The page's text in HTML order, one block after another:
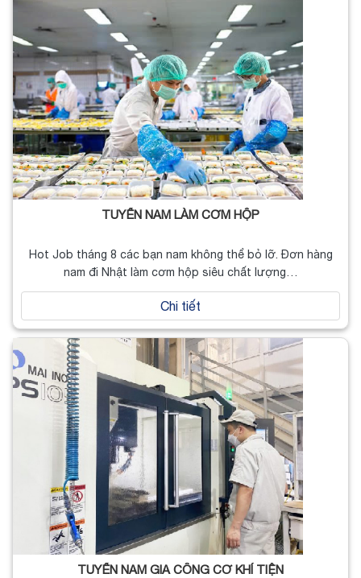
TUYỂN NAM LÀM CƠM HỘP
Hot Job tháng 8 các bạn nam không thể bỏ lỡ. Đơn hàng
nam đi Nhật làm cơm hộp siêu chất lượng…
Chi tiết
TUYỂN NAM GIA CÔNG CƠ KHÍ TIỆN